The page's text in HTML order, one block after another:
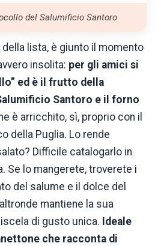
del Salumificio Santoro
lista, è giunto il momento
insolita: per gli amici si
ed è il frutto della
Santoro e il forno
è arricchito, sì, proprio con il
della Puglia. Lo rende
Difficile catalogarlo in
Se lo mangerete, troverete i
del salume e il dolce del
mantiene la sua
di gusto unica. Ideale
che racconta di